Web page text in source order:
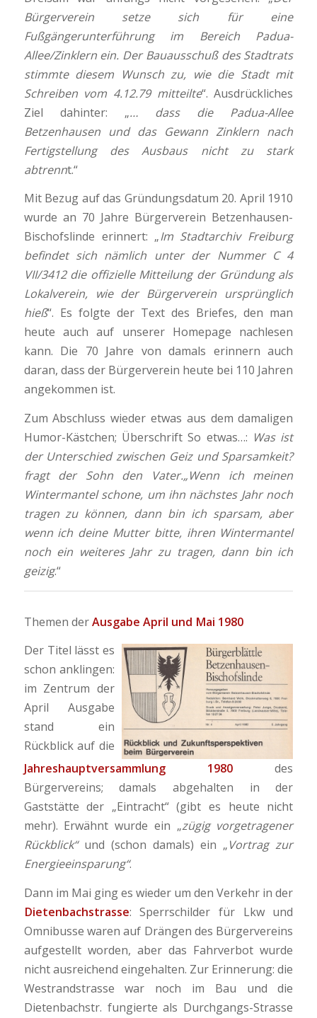
Bürgerverein setze sich für eine
Fußgängerunterführung im Bereich Padua-
Allee/Zinklern ein. Der Bauausschuß des Stadtrats
stimmte diesem Wunsch zu, wie die Stadt mit
Schreiben vom 4.12.79 mitteilte“. Ausdrückliches
Ziel dahinter: „… dass die Padua-Allee
Betzenhausen und das Gewann Zinklern nach
Fertigstellung des Ausbaus nicht zu stark
abtrennt.“
Mit Bezug auf das Gründungsdatum 20. April 1910
wurde an 70 Jahre Bürgerverein Betzenhausen-
Bischofslinde erinnert: „Im Stadtarchiv Freiburg
befindet sich nämlich unter der Nummer C 4
VII/3412 die offizielle Mitteilung der Gründung als
Lokalverein, wie der Bürgerverein ursprünglich
hieß“. Es folgte der Text des Briefes, den man
heute auch auf unserer Homepage nachlesen
kann. Die 70 Jahre von damals erinnern auch
daran, dass der Bürgerverein heute bei 110 Jahren
angekommen ist.
Zum Abschluss wieder etwas aus dem damaligen
Humor-Kästchen; Überschrift So etwas…: Was ist
der Unterschied zwischen Geiz und Sparsamkeit?
fragt der Sohn den Vater.„Wenn ich meinen
Wintermantel schone, um ihn nächstes Jahr noch
tragen zu können, dann bin ich sparsam, aber
wenn ich deine Mutter bitte, ihren Wintermantel
noch ein weiteres Jahr zu tragen, dann bin ich
geizig.“
Themen derAusgabe April und Mai 1980
Der Titel lässt es
schon anklingen:
im Zentrum der
April Ausgabe
stand ein
Rückblick auf die
Jahreshauptversammlung 1980 des
Bürgervereins; damals abgehalten in der
Gaststätte der „Eintracht“ (gibt es heute nicht
mehr). Erwähnt wurde ein „zügig vorgetragener
Rückblick“und (schon damals) ein „Vortrag zur
Energieeinsparung“.
Dann im Mai ging es wieder um den Verkehr in der
Dietenbachstrasse: Sperrschilder für Lkw und
Omnibusse waren auf Drängen des Bürgervereins
aufgestellt worden, aber das Fahrverbot wurde
nicht ausreichend eingehalten. Zur Erinnerung: die
Westrandstrasse war noch im Bau und die
Dietenbachstr. fungierte als Durchgangs-Strasse